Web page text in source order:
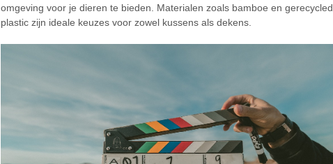
omgeving voor je dieren te bieden. Materialen zoals bamboe en gerecycled
plastic zijn ideale keuzes voor zowel kussens als dekens.